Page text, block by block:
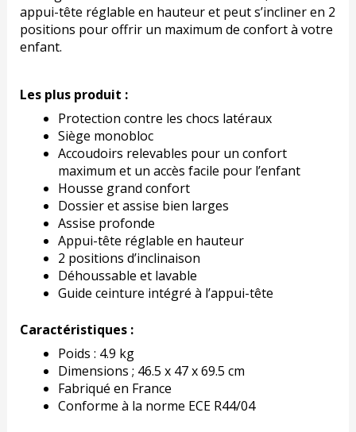
appui-tête réglable en hauteur et peut s’incliner en 2
positions pour offrir un maximum de confort à votre
enfant.
Les plus produit :
Protection contre les chocs latéraux
Siège monobloc
Accoudoirs relevables pour un confort
maximum et un accès facile pour l’enfant
Housse grand confort
Dossier et assise bien larges
Assise profonde
Appui-tête réglable en hauteur
2 positions d’inclinaison
Déhoussable et lavable
Guide ceinture intégré à l’appui-tête
Caractéristiques :
Poids : 4.9 kg
Dimensions ; 46.5 x 47 x 69.5 cm
Fabriqué en France
Conforme à la norme ECE R44/04